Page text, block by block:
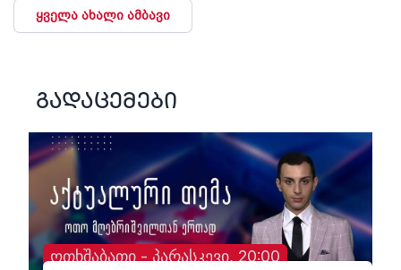
ყველა ახალი ამბავი
გადაცემები
ოთხშაბათი - პარასკევი, 20:00